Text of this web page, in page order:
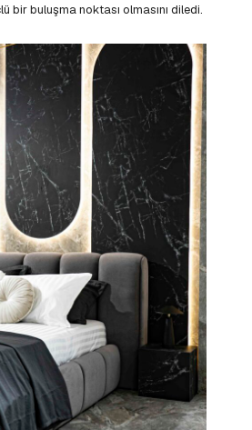
bir buluşma noktası olmasını diledi.